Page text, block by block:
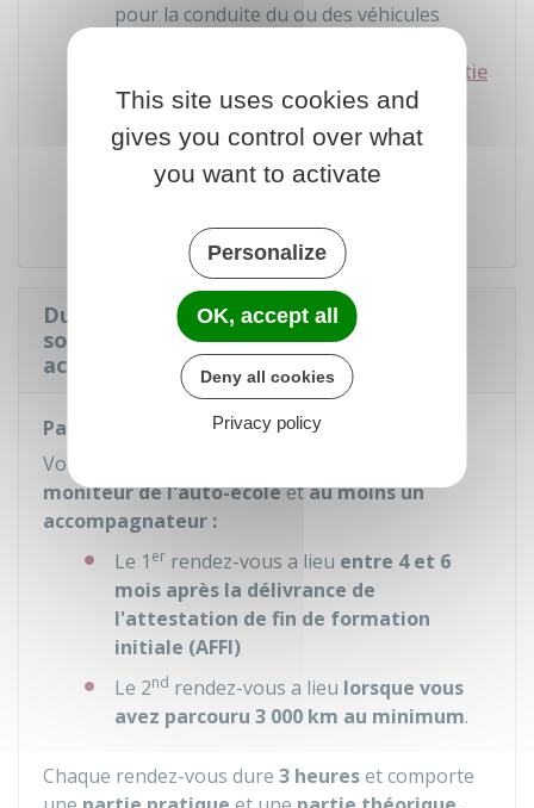
pour la conduite du ou des véhicules
extension de garantie
peut être nécessaire.
Nepas avoir eud'annulationou
d'invalidationdu permis dans les
Durée, distance, rendez-vous… : quelles
sont les règles en conduite
accompagnée ?
Participation à 2 rendez-vous pédagogiques
Vous devez participer à
moniteur de l'auto-écoleetau moins un
accompagnateur :
Le 1 er rendez-vous a lieu entre 4 et 6
mois après la délivrance de
l'attestation de fin de formation
initiale (AFFI)
Le 2nd rendez-vous a lieu lorsque vous
avez parcouru 3 000 km au minimum.
Chaque rendez-vous dure 3 heureset comporte
This site uses cookies and
gives you control over what
you want to activate
Personalize
OK, accept all
Deny all cookies
Privacy policy